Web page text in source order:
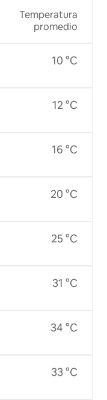
Temperatura
promedio
10 °C
12 °C
16 °C
20 °C
25 °C
31 °C
34 °C
33 °C